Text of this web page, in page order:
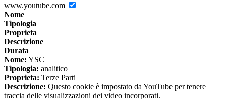
www.youtube.com
Nome
Tipologia
Proprieta
Descrizione
Durata
Nome: YSC
Tipologia: analitico
Proprieta: Terze Parti
Descrizione: Questo cookie è impostato da YouTube per tenere
traccia delle visualizzazioni dei video incorporati.